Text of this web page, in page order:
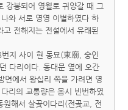
강봉되어 영월로 귀양갈 때 그
와 서로 영영 이별하였다 하
고 전해지는 전설에서 유래된
지 사이 현 동묘(東廟, 숭인
다리이다. 동대문 옆에 오간
에서 왕십리 쪽을 가려면 영
리의 교통량은 몹시 빈번하였
해서 살곶이다리(전곶교, 전